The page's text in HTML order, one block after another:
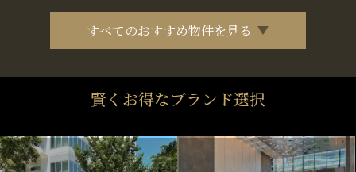
すべてのおすすめ物件を見る
賢くお得なブランド選択